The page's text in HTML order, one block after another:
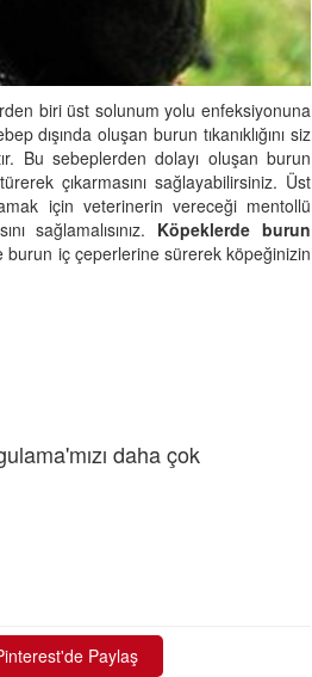
biri üst solunum yolu enfeksiyonuna
dışında oluşan burun tıkanıklığını siz
Bu sebeplerden dolayı oluşan burun
çıkarmasını sağlayabilirsiniz. Üst
için veterinerin vereceği mentollü
sağlamalısınız. Köpeklerde burun
iç çeperlerine sürerek köpeğinizin
daha çok
Paylaş